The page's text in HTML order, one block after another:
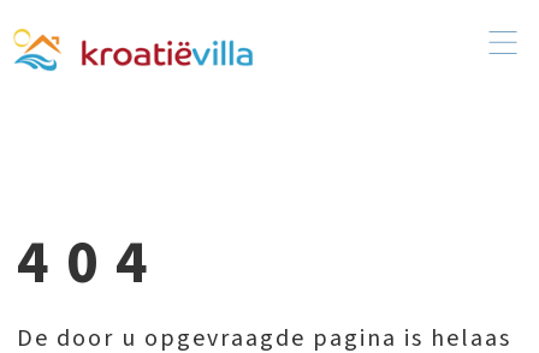
404
De door u opgevraagde pagina is helaas